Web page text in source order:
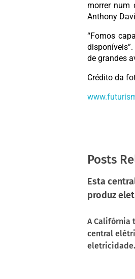
morrer num
Anthony
“Fomos
de grandes
Crédito da
Posts
Esta
produz
A Califórnia
central